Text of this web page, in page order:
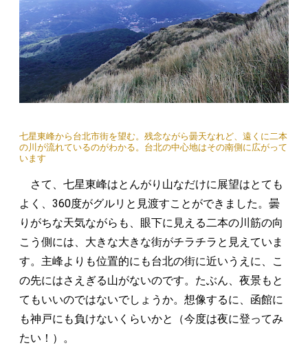
七星東峰から台北市街を望む。残念ながら曇天なれど、遠くに二本
の川が流れているのがわかる。台北の中心地はその南側に広がって
います
さて、七星東峰はとんがり山なだけに展望はとても
よく、360度がグルリと見渡すことができました。曇
りがちな天気ながらも、眼下に見える二本の川筋の向
こう側には、大きな大きな街がチラチラと見えていま
す。主峰よりも位置的にも台北の街に近いうえに、こ
の先にはさえぎる山がないのです。たぶん、夜景もと
てもいいのではないでしょうか。想像するに、函館に
も神戸にも負けないくらいかと（今度は夜に登ってみ
たい！）。